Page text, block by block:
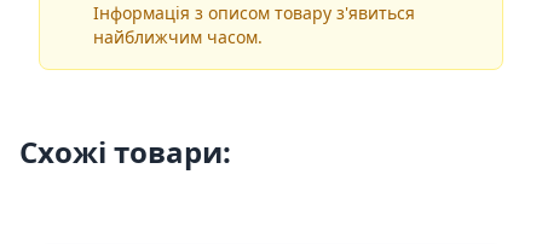
Інформація з описом товару з'явиться
найближчим часом.
Схожі товари: